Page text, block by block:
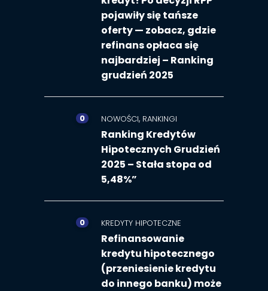
pojawiły się tańsze
oferty — zobacz, gdzie
refinans opłaca się
najbardziej – Ranking
grudzień 2025
0 NOWOŚCI, RANKINGI
Ranking Kredytów
Hipotecznych Grudzień
2025 – Stała stopa od
5,48%”
0 KREDYTY HIPOTECZNE
Refinansowanie
kredytu hipotecznego
(przeniesienie kredytu
do innego banku) może